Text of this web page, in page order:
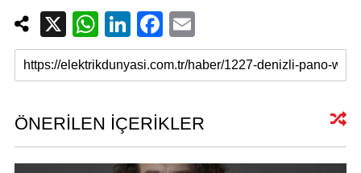
X
W
h
at
A
p
Li
n
k
dI
n
F
a
c
b
o
m
ail
ÖNERİLEN İÇERİKLER